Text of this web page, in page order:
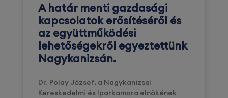
A határ menti gazdasági
kapcsolatok erősítéséről és
az együttműködési
lehetőségekről egyeztettünk
Nagykanizsán.
Dr. Polay József, a Nagykanizsai
Kereskedelmi és Iparkamara elnökének